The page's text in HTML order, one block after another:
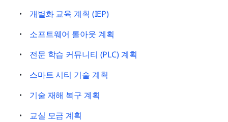
개별화 교육 계획 (IEP)
소프트웨어 롤아웃 계획
전문 학습 커뮤니티 (PLC) 계획
스마트 시티 기술 계획
기술 재해 복구 계획
교실 모금 계획